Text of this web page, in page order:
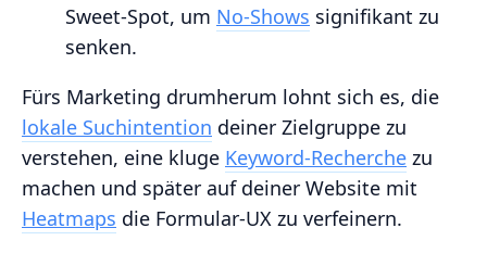
Sweet‑Spot, um No‑Shows signifikant zu
senken.
Fürs Marketing drumherum lohnt sich es, die
lokale Suchintention deiner Zielgruppe zu
verstehen, eine kluge Keyword‑Recherche zu
machen und später auf deiner Website mit
Heatmaps die Formular‑UX zu verfeinern.